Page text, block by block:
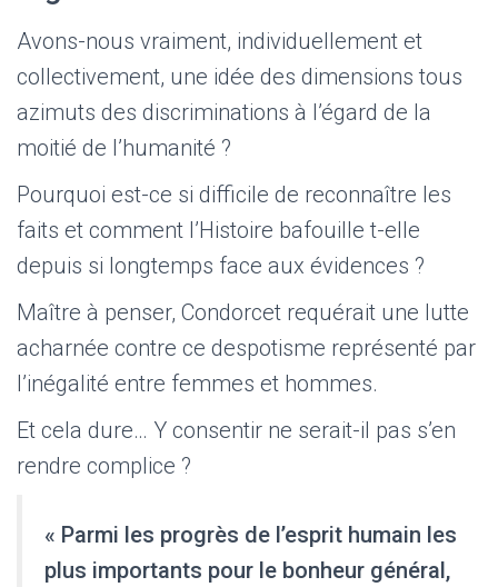
Avons-nous vraiment, individuellement et
collectivement, une idée des dimensions tous
azimuts des discriminations à l’égard de la
moitié de l’humanité ?
Pourquoi est-ce si difficile de reconnaître les
faits et comment l’Histoire bafouille t-elle
depuis si longtemps face aux évidences ?
Maître à penser, Condorcet requérait une lutte
acharnée contre ce despotisme représenté par
l’inégalité entre femmes et hommes.
Et cela dure… Y consentir ne serait-il pas s’en
rendre complice ?
« Parmi les progrès de l’esprit humain les
plus importants pour le bonheur général,